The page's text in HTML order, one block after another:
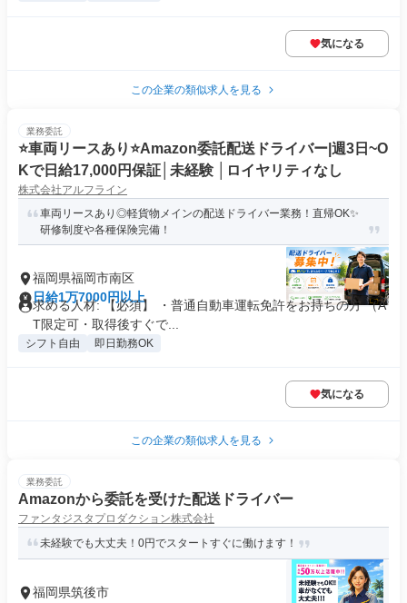
気になる
この企業の類似求人を見る
業務委託
⭐️車両リースあり⭐️Amazon委託配送ドライバー|週3日~O
Kで日給17,000円保証│未経験 │ロイヤリティなし
株式会社アルフライン
車両リースあり◎軽貨物メインの配送ドライバー業務！直帰OK✨
研修制度や各種保険完備！
福岡県福岡市南区
日給1万7000円以上
求める人材: 【必須】 ・普通自動車運転免許をお持ちの方 （A
T限定可・取得後すぐで...
シフト自由 即日勤務OK
気になる
この企業の類似求人を見る
業務委託
Amazonから委託を受けた配送ドライバー
ファンタジスタプロダクション株式会社
未経験でも大丈夫！0円でスタートすぐに働けます！
福岡県筑後市